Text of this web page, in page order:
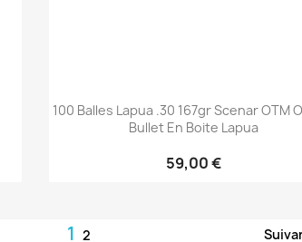
 Aperçu rapide
100 Balles Lapua .30 167gr Scenar OTM
Bullet En Boite Lapua
59,00 €
1 2